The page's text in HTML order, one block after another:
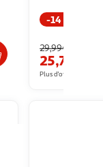
-14 %
29,99€
25,72€
Plus d'offres à partir de